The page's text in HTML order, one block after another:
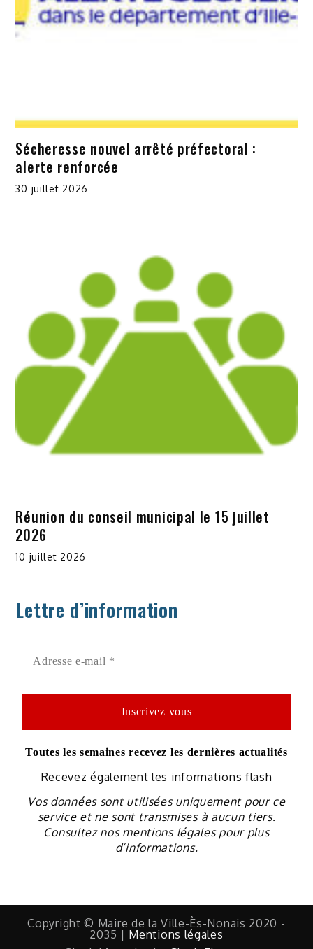
Sécheresse nouvel arrêté préfectoral :
alerte renforcée
30 juillet 2026
Réunion du conseil municipal le 15 juillet
2026
10 juillet 2026
Lettre d’information
Toutes les semaines recevez les dernières actualités
Recevez également les informations flash
Vos données sont utilisées uniquement pour ce
service et ne sont transmises à aucun tiers.
Consultez nos mentions légales pour plus
d’informations.
Copyright © Maire de la Ville-Ès-Nonais 2020 -
2035 | Mentions légales